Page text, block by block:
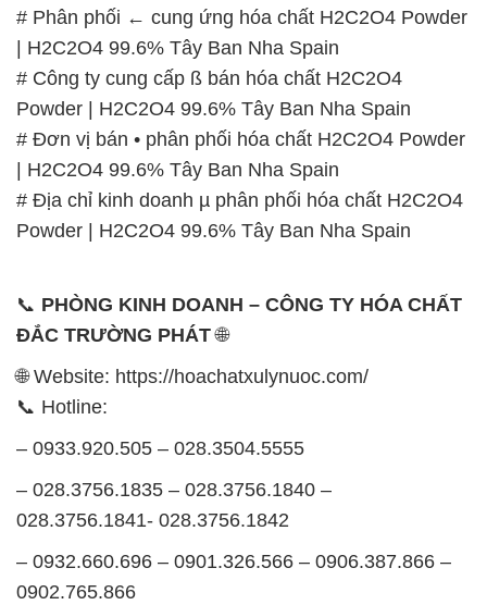
# Phân phối ← cung ứng hóa chất H2C2O4 Powder
| H2C2O4 99.6% Tây Ban Nha Spain
# Công ty cung cấp ß bán hóa chất H2C2O4
Powder | H2C2O4 99.6% Tây Ban Nha Spain
# Đơn vị bán • phân phối hóa chất H2C2O4 Powder
| H2C2O4 99.6% Tây Ban Nha Spain
# Địa chỉ kinh doanh µ phân phối hóa chất H2C2O4
Powder | H2C2O4 99.6% Tây Ban Nha Spain
📞 PHÒNG KINH DOANH – CÔNG TY HÓA CHẤT
ĐẮC TRƯỜNG PHÁT🌐
🌐 Website: https://hoachatxulynuoc.com/
📞 Hotline:
– 0933.920.505 – 028.3504.5555
– 028.3756.1835 – 028.3756.1840 –
028.3756.1841- 028.3756.1842
– 0932.660.696 – 0901.326.566 – 0906.387.866 –
0902.765.866